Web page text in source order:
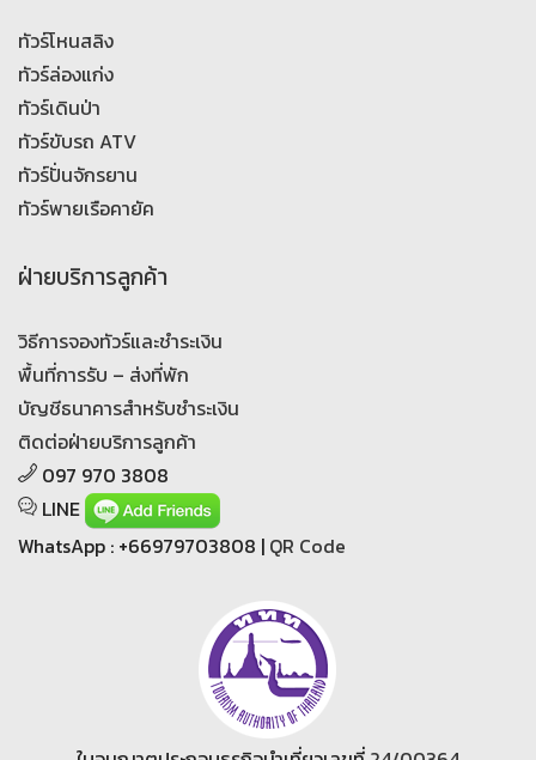
ทัวร์โหนสลิง
ทัวร์ล่องแก่ง
ทัวร์เดินป่า
ทัวร์ขับรถ ATV
ทัวร์ปั่นจักรยาน
ทัวร์พายเรือคายัค
ฝ่ายบริการลูกค้า
วิธีการจองทัวร์และชำระเงิน
พื้นที่การรับ – ส่งที่พัก
บัญชีธนาคารสำหรับชำระเงิน
ติดต่อฝ่ายบริการลูกค้า
097 970 3808
LINE
WhatsApp : +66979703808 | QR Code